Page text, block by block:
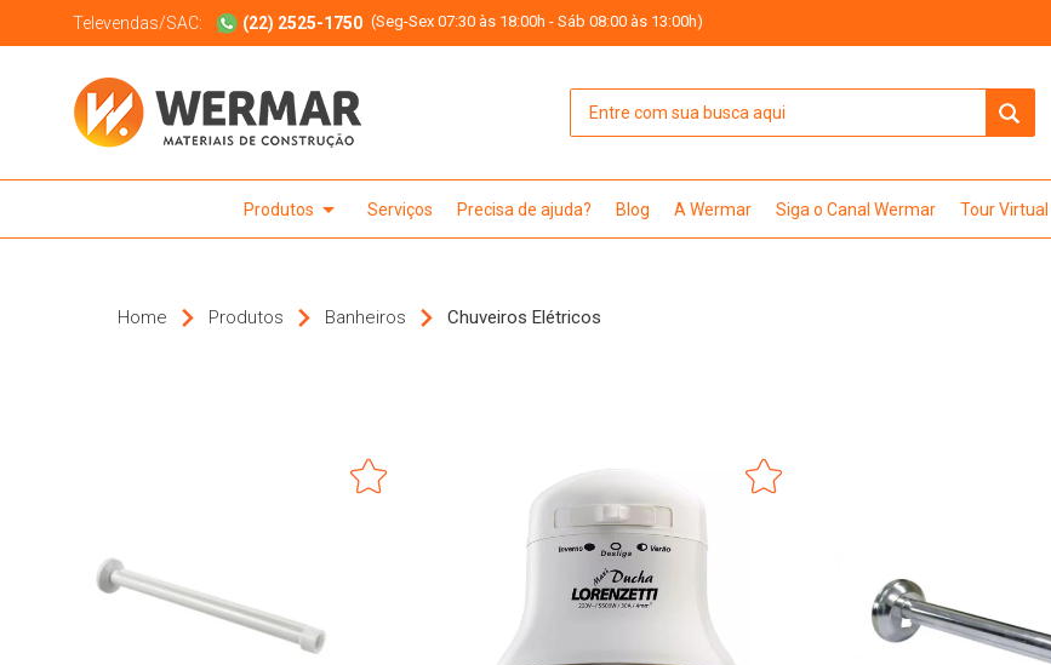
Televendas/SAC: (22) 2525-1750 (Seg-Sex 07:30 às 18:00h - Sáb 08:00 às 13:00h)
Produtos arrow_drop_down Serviços Precisa de ajuda? Blog A Wermar Siga o Canal Wermar Tour Virtual
Home Produtos Banheiros Chuveiros Elétricos